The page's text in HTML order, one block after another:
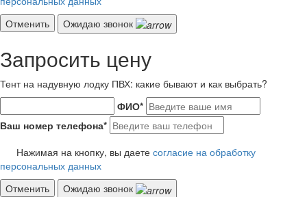
Отменить
Ожидаю звонок
Запросить цену
Тент на надувную лодку ПВХ: какие бывают и как выбрать?
ФИО*
Ваш номер телефона*
Нажимая на кнопку, вы даете согласие на обработку
персональных данных
Отменить
Ожидаю звонок